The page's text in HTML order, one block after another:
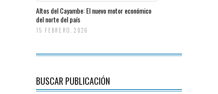
Altos del Cayambe: El nuevo motor económico
del norte del país
15 FEBRERO, 2026
BUSCAR PUBLICACIÓN